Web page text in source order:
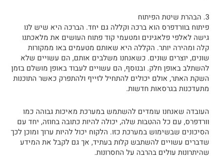
3. הבהרת שיטת הפיתוח
פיתוח בוורדפרס הוא ברכה וקללה גם יחד. הברכה היא שיש לנו
גישה לאלפי פלאגינים ומטעמי קוד פתוח העושים את מלאכתנו
קלה ומהירה יותר. הקללה היא שאותם מטעמים באו ממקורות
שונים, יוצרים שונים. כשאנחנו משלבים אותם, הם עשויים שלא
להשתלב באופן חלק. ובנוסף, הם עשויים לעבוד באופן מושלם בזמן
השקת האתר, אולם יכולים להתחיל לזייף ולהתפרק כאשר התוכנות
מתעדכנות בגרסאות חדשות.
העובדה שאנחנו עומדים להשתמש במערכת מאיכות גבוהה כמו
וורדפרס, עם כל ההטבות שלה, יכולה להיות כתובה בחוזה, יחד עם
הסיכונים שבשימוש במערכת כזו. הלקוח יכול להיות ערוך ומוכן לכך
שדברים עשויים להשתבש קלות בעתיד, אך גם לקבל את המידע
שהיתרונות עולים בהרבה על החסרונות.